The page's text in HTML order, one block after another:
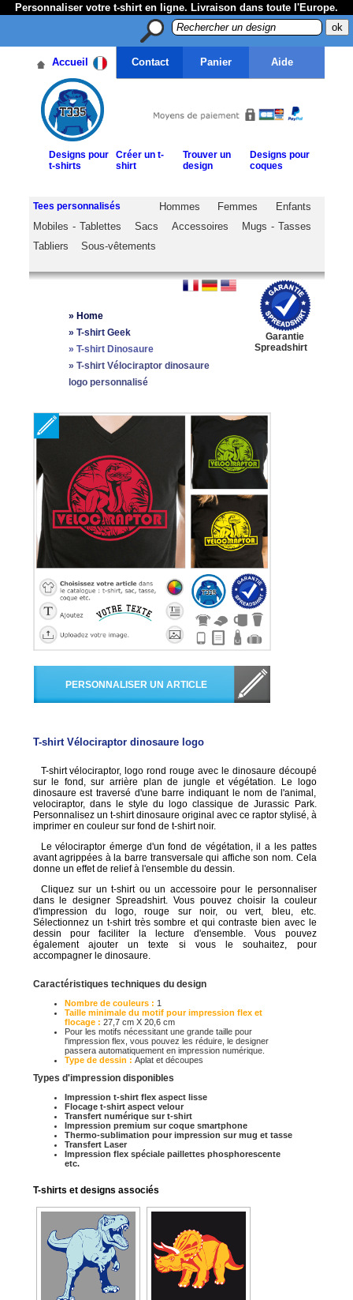
Personnaliser votre t-shirt en ligne. Livraison dans toute l'Europe.
Accueil Contact Panier Aide
Designs pour
t-shirts
Créer un t-
shirt
Trouver un
design
Designs pour
coques
Tees personnalisés Hommes Femmes
Enfants
Mobiles - Tablettes
Sacs Accessoires
Mugs - Tasses
Tabliers
Sous-vêtements
Garantie
Spreadshirt
» Home
» T-shirt Geek
» T-shirt Dinosaure
» T-shirt Vélociraptor dinosaure
logo personnalisé
T-shirt Vélociraptor dinosaure logo
T-shirt vélociraptor, logo rond rouge avec le dinosaure découpé
sur le fond, sur arrière plan de jungle et végétation. Le logo
dinosaure est traversé d'une barre indiquant le nom de l'animal,
velociraptor, dans le style du logo classique de Jurassic Park.
Personnalisez un t-shirt dinosaure original avec ce raptor stylisé, à
imprimer en couleur sur fond de t-shirt noir.
Le vélociraptor émerge d'un fond de végétation, il a les pattes
avant agrippées à la barre transversale qui affiche son nom. Cela
donne un effet de relief à l'ensemble du dessin.
Cliquez sur un t-shirt ou un accessoire pour le personnaliser
dans le designer Spreadshirt. Vous pouvez choisir la couleur
d'impression du logo, rouge sur noir, ou vert, bleu, etc.
Sélectionnez un t-shirt très sombre et qui contraste bien avec le
dessin pour faciliter la lecture d'ensemble. Vous pouvez
également ajouter un texte si vous le souhaitez, pour
accompagner le dinosaure.
Caractéristiques techniques du design
Nombre de couleurs : 1
Taille minimale du motif pour impression flex et
flocage : 27,7 cm X 20,6 cm
Pour les motifs nécessitant une grande taille pour
l'impression flex, vous pouvez les réduire, le designer
passera automatiquement en impression numérique.
Type de dessin : Aplat et découpes
Types d'impression disponibles
Impression t-shirt flex aspect lisse
Flocage t-shirt aspect velour
Transfert numérique sur t-shirt
Impression premium sur coque smartphone
Thermo-sublimation pour impression sur mug et tasse
Transfert Laser
Impression flex spéciale paillettes phosphorescente
etc.
T-shirts et designs associés